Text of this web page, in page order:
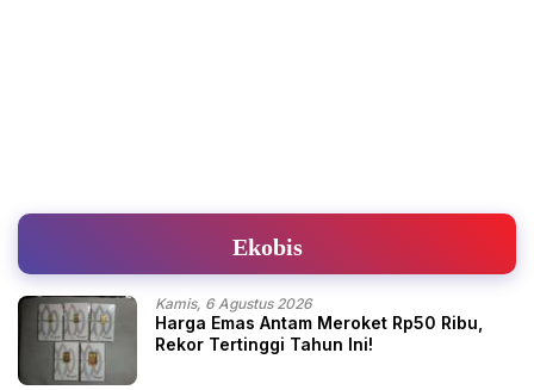
Ekobis
Kamis, 6 Agustus 2026
Harga Emas Antam Meroket Rp50 Ribu,
Rekor Tertinggi Tahun Ini!